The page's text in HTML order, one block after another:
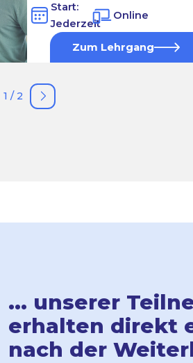
Start:
Jederzeit
Online
Zum Lehrgang
1 / 2
... unserer
erhalten direkt
nach der